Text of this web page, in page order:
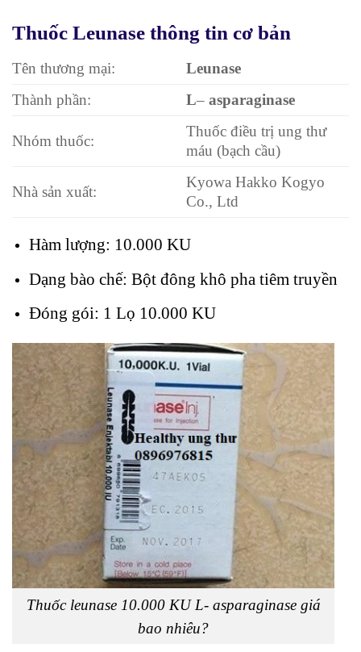
Thuốc Leunase thông tin cơ bản
Tên thương mại:
Leunase
Thành phần:
L–asparaginase
Nhóm thuốc:
Thuốc điều trị ung thư
máu (bạch cầu)
Nhà sản xuất:
Kyowa Hakko Kogyo
Co., Ltd
Hàm lượng: 10.000 KU
Dạng bào chế: Bột đông khô pha tiêm truyền
Đóng gói: 1 Lọ 10.000 KU
Thuốc leunase 10.000 KU L- asparaginase giá
bao nhiêu?